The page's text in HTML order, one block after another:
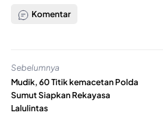
Komentar
Sebelumnya
Mudik, 60 Titik kemacetan Polda
Sumut Siapkan Rekayasa
Lalulintas